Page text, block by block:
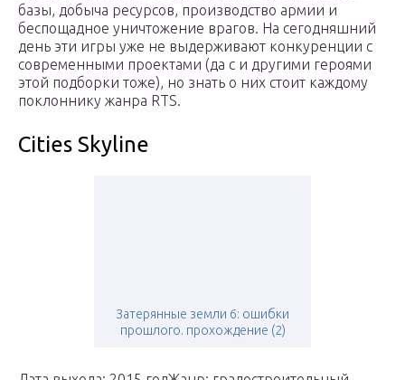
базы, добыча ресурсов, производство армии и
беспощадное уничтожение врагов. На сегодняшний
день эти игры уже не выдерживают конкуренции с
современными проектами (да с и другими героями
этой подборки тоже), но знать о них стоит каждому
поклоннику жанра RTS.
Cities Skyline
Затерянные земли 6: ошибки
прошлого. прохождение (2)